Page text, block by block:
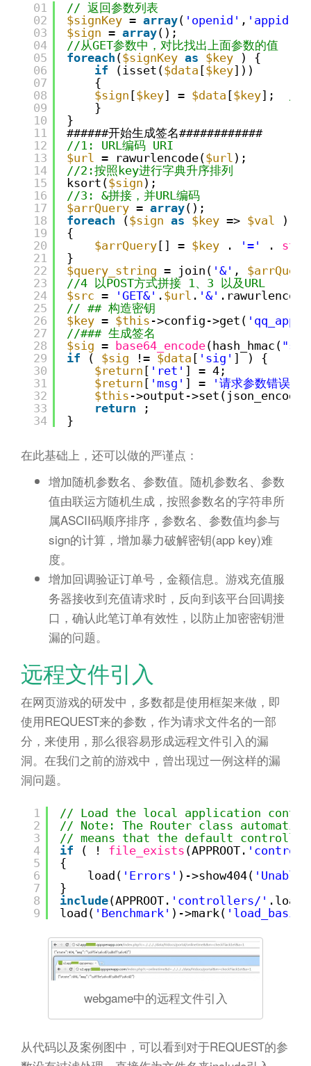
01
02
03
04
05
06
07
08
09
10
11
12
13
14
15
16
17
18
19
20
21
22
23
24
25
26
27
28
29
30
31
32
33
34
// 返回参数列表
$signKey = array( 'openid' , 'appid'
$sign = array();
//从GET参数中，对比找出上面参数的值
foreach ($signKey as $key
) {
if
(isset($data [$key]))
{
$sign [$key] = $data [$key];
}
}
######开始生成签名############
//1: URL编码 URI
$url = rawurlencode($url );
//2:按照key进行字典升序排列
ksort($sign );
//3: &拼接，并URL编码
$arrQuery = array();
foreach
($sign as $key => $val
)
{
$arrQuery [] = $key . '=' .
}
$query_string = join( '&' , $arrQuery
//4 以POST方式拼接 1、3 以及URL
$src = 'GET&' . $url . '&'
// ## 构造密钥
$key = $this ->config->get(
//### 生成签名
$sig = base64_encode(hash_hmac(
if
( $sig != $data [ 'sig' ] ) {
$return [ 'ret' ] = 4;
$return [ 'msg' ] =
'请求参数错误
$this ->output->set(json_encode(
return
;
}
在此基础上，还可以做的严谨点：
增加随机参数名、参数值。随机参数名、参数
值由联运方随机生成，按照参数名的字符串所
属ASCII码顺序排序，参数名、参数值均参与
sign的计算，增加暴力破解密钥(app key)难
度。
增加回调验证订单号，金额信息。游戏充值服
务器接收到充值请求时，反向到该平台回调接
口，确认此笔订单有效性，以防止加密密钥泄
漏的问题。
远程文件引入
在网页游戏的研发中，多数都是使用框架来做，即
使用REQUEST来的参数，作为请求文件名的一部
分，来使用，那么很容易形成远程文件引入的漏
洞。在我们之前的游戏中，曾出现过一例这样的漏
洞问题。
1
2
3
4
5
6
7
8
9
// Load the local application
// Note: The Router class
// means that the default
if
( ! file_exists (APPROOT.
{
load( 'Errors' )->show404(
}
include(APPROOT. 'controllers/' .load(
load( 'Benchmark' )->mark(
webgame中的远程文件引入
从代码以及案例图中，可以看到对于REQUEST的参